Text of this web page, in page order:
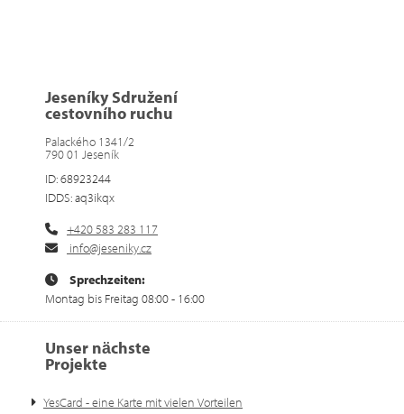
Jeseníky Sdružení
cestovního ruchu
Palackého 1341/2
790 01 Jeseník
ID: 68923244
IDDS: aq3ikqx
+420 583 283 117
info@jeseniky.cz
Sprechzeiten:
Montag bis Freitag 08:00 - 16:00
Unser nächste
Projekte
YesCard - eine Karte mit vielen Vorteilen